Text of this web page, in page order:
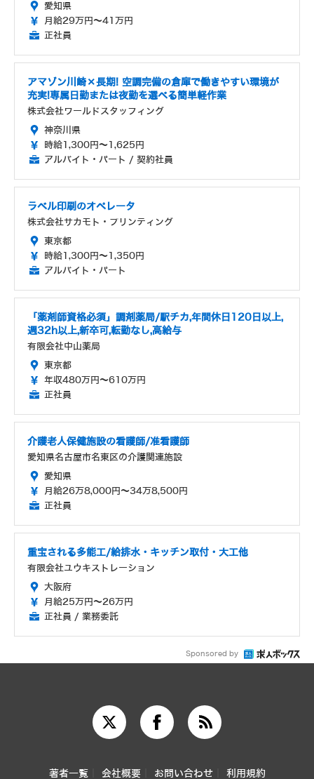
愛知県
月給29万円～41万円
正社員
アマゾン川崎×長期! 空調完備の倉庫で働きやすい環境が
充実!専属日勤または夜勤を選べる簡単軽作業
株式会社ワールドスタッフィング
神奈川県
時給1,300円～1,625円
アルバイト・パート / 契約社員
ラベル印刷のオペレータ
株式会社サカモト・プリンティング
東京都
時給1,300円～1,350円
アルバイト・パート
「薬剤師資格必須」調剤薬局/駅チカ,年間休日120日以上,
週32h以上,新卒可,転勤なし,高給与
有限会社中山薬局
東京都
年収480万円～610万円
正社員
介護老人保健施設の看護師/准看護師
愛知県名古屋市名東区の介護関連施設
愛知県
月給26万8,000円～34万8,500円
正社員
重宝される多能工/給排水・キッチン取付・大工他
有限会社ユウキストレーション
大阪府
月給25万円～26万円
正社員 / 業務委託
Sponsored by
著者一覧 会社概要 お問い合わせ 利用規約